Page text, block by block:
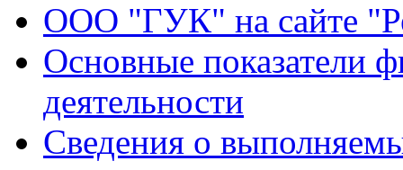
ООО "ГУК" на сайте
Основные показатели
деятельности
Сведения о